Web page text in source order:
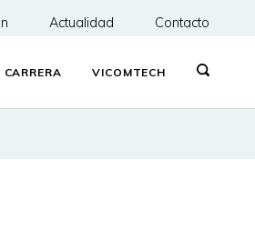
Actualidad Contacto
VICOMTECH